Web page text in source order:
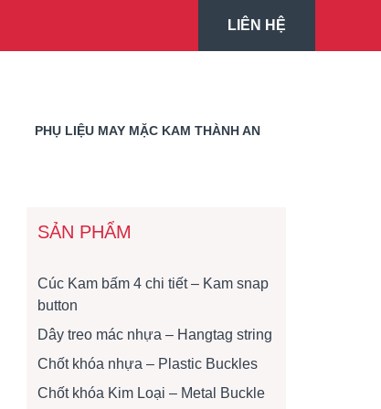
LIÊN HỆ
PHỤ LIỆU MAY MẶC KAM THÀNH AN
SẢN PHẨM
Cúc Kam bấm 4 chi tiết – Kam snap
button
Dây treo mác nhựa – Hangtag string
Chốt khóa nhựa – Plastic Buckles
Chốt khóa Kim Loại – Metal Buckle